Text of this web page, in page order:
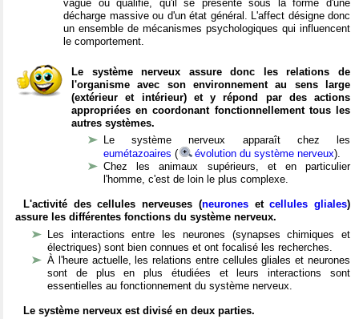
vague ou qualifié, qu'il se présente sous la forme d'une
décharge massive ou d'un état général. L'affect désigne donc
un ensemble de mécanismes psychologiques qui influencent
le comportement.
Le système nerveux assure donc les relations de
l'organisme avec son environnement au sens large
(extérieur et intérieur) et y répond par des actions
appropriées en coordonant fonctionnellement tous les
autres systèmes.
Le système nerveux apparaît chez les
eumétazoaires ( évolution du système nerveux).
Chez les animaux supérieurs, et en particulier
l'homme, c'est de loin le plus complexe.
L'activité des cellules nerveuses (neuronesetcellules gliales)
assure les différentes fonctions du système nerveux.
Les interactions entre les neurones (synapses chimiques et
électriques) sont bien connues et ont focalisé les recherches.
À l'heure actuelle, les relations entre cellules gliales et neurones
sont de plus en plus étudiées et leurs interactions sont
essentielles au fonctionnement du système nerveux.
Le système nerveux est divisé en deux parties.